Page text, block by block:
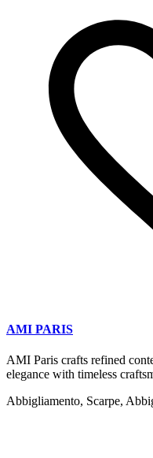
AMI PARIS
AMI Paris crafts refined
elegance with timeless
Abbigliamento, Scarpe,